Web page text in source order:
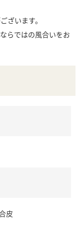
ざいます。
らではの風合いをお
皮